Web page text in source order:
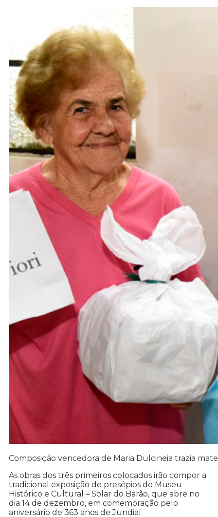
Composição vencedora de Maria Dulcineia trazia
As obras dos três primeiros colocados irão compor a
tradicional exposição de presépios do Museu
Histórico e Cultural – Solar do Barão, que abre no
dia 14 de dezembro, em comemoração pelo
aniversário de 363 anos de Jundiaí.